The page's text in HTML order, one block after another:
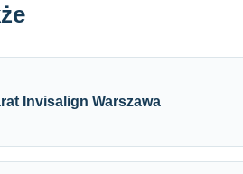
Invisalign Warszawa